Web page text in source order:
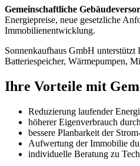
Gemeinschaftliche
Energiepreise, neue gesetzliche
Immobilienentwicklung.
Sonnenkaufhaus GmbH
Batteriespeicher, Wärmepumpen,
Ihre Vorteile mit
Reduzierung laufender
höherer Eigenverbrauch
bessere Planbarkeit der
Aufwertung der Immobilie
individuelle Beratung zu